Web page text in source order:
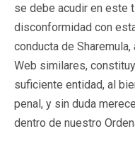
se debe acudir en este
disconformidad con
conducta de
Web similares,
suficiente entidad, al
penal, y sin duda
dentro de nuestro